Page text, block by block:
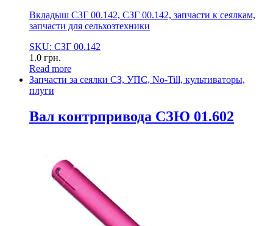
Вкладыш СЗГ 00.142, СЗГ 00.142, запчасти к сеялкам,
запчасти для сельхозтехники
SKU: СЗГ 00.142
1.0 грн.
Read more
Запчасти за сеялки СЗ, УПС, No-Till, культиваторы,
плуги
Вал контрпривода СЗЮ 01.602